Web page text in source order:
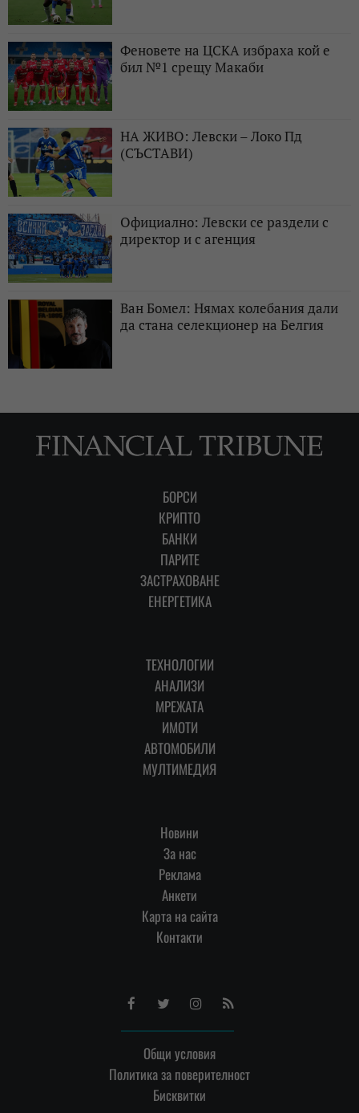
Феновете на ЦСКА избраха кой е
бил №1 срещу Макаби
НА ЖИВО: Левски – Локо Пд
(СЪСТАВИ)
Официално: Левски се раздели с
директор и с агенция
Ван Бомел: Нямах колебания дали
да стана селекционер на Белгия
БОРСИ
КРИПТО
БАНКИ
ПАРИТЕ
ЗАСТРАХОВАНЕ
ЕНЕРГЕТИКА
ТЕХНОЛОГИИ
АНАЛИЗИ
МРЕЖАТА
ИМОТИ
АВТОМОБИЛИ
МУЛТИМЕДИЯ
Новини
За нас
Реклама
Анкети
Карта на сайта
Контакти
FacebookTwitterInstagram
RSS
Общи условия
Политика за поверителност
Бисквитки